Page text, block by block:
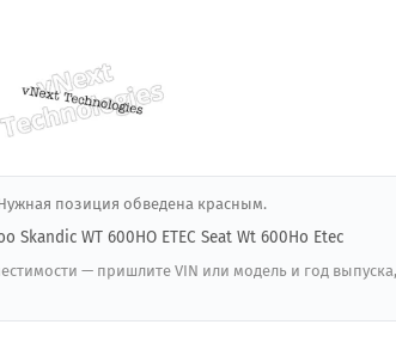
Нужная позиция обведена красным.
Skandic WT 600HO ETEC Seat Wt 600Ho Etec
— пришлите VIN или модель и год выпуска,